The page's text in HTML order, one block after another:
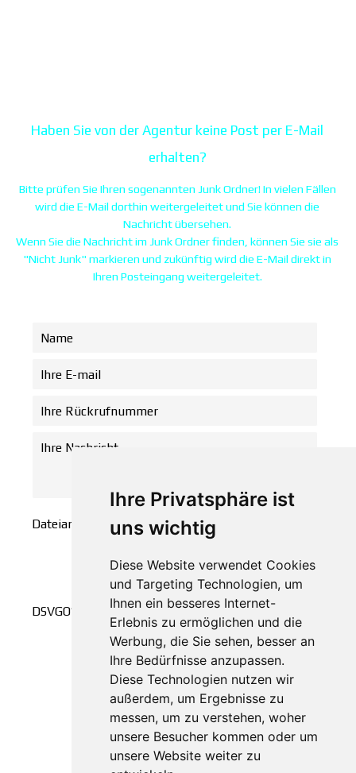
Ihre Privatsphäre ist
uns wichtig
Diese Website verwendet Cookies
und Targeting Technologien, um
Ihnen ein besseres Internet-
Erlebnis zu ermöglichen und die
Werbung, die Sie sehen, besser an
Ihre Bedürfnisse anzupassen.
Diese Technologien nutzen wir
außerdem, um Ergebnisse zu
messen, um zu verstehen, woher
unsere Besucher kommen oder um
unsere Website weiter zu
Haben Sie von der Agentur keine Post per E-Mail
erhalten?
Bitte prüfen Sie Ihren sogenannten Junk Ordner! In vielen Fällen
wird die E-Mail dorthin weitergeleitet und Sie können die
Nachricht übersehen.
Wenn Sie die Nachricht im Junk Ordner finden, können Sie sie als
"Nicht Junk" markieren und zukünftig wird die E-Mail direkt in
Ihren Posteingang weitergeleitet.
Dateianhang
DSVGO*
Ich stimme zu, dass meine Angaben
aus diesem Formular zur
Beantwortung meiner Anfrage
erhoben und verarbeitet werden. Die
Daten werden nach abgeschlossener
Bearbeitung Ihrer Anfrage gelöscht.
Hinweis: Sie können Ihre Einwilligung
jederzeit für die Zukunft per E-Mail
an info@aog-online.de widerrufen.
Detaillierte Informationen zum
Umgang mit Nutzerdaten finden Sie in
Datenschutzerklärung.
Zustimmen